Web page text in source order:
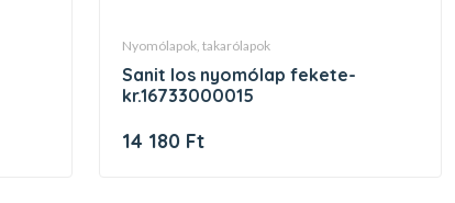
nyomólapok, takarólapok
sanit los nyomólap fekete-
kr.16733000015
14 180 Ft